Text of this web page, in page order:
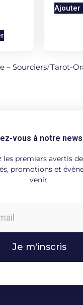
Ajouter
– Sourciers/Tarot-
vous à notre
les premiers avertis
promotions et
venir.
Je m'inscris